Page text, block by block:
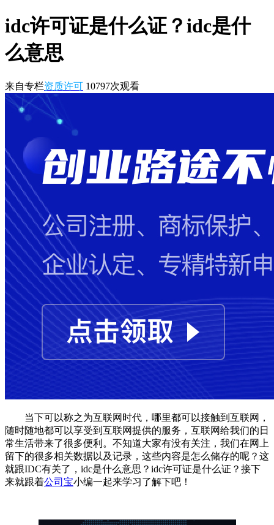
idc许可证是什么证？idc是什
么意思
来自专栏资质许可 10797次观看
当下可以称之为互联网时代，哪里都可以接触到互联网，
随时随地都可以享受到互联网提供的服务，互联网给我们的日
常生活带来了很多便利。不知道大家有没有关注，我们在网上
留下的很多相关数据以及记录，这些内容是怎么储存的呢？这
就跟IDC有关了，idc是什么意思？idc许可证是什么证？接下
来就跟着公司宝小编一起来学习了解下吧！